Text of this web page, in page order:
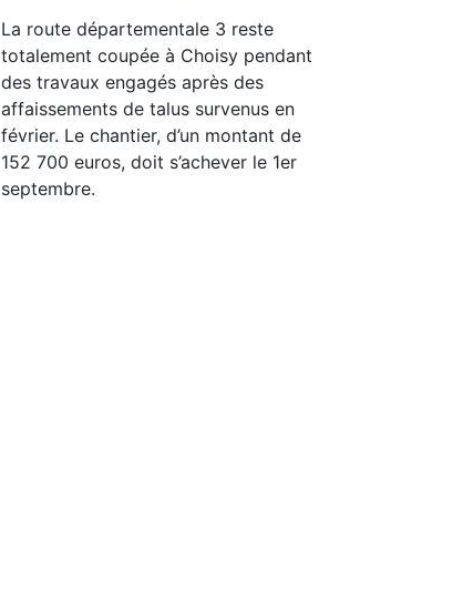
La route départementale 3 reste
totalement coupée à Choisy pendant
des travaux engagés après des
affaissements de talus survenus en
février. Le chantier, d’un montant de
152 700 euros, doit s’achever le 1er
septembre.